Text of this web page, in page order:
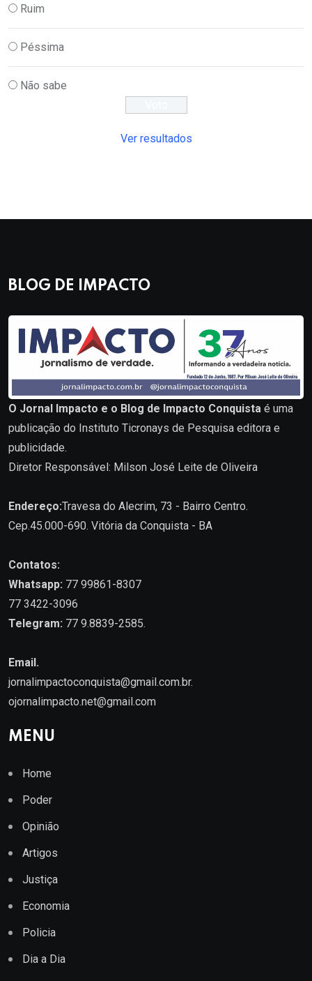
Ruim
Péssima
Não sabe
Ver resultados
BLOG DE IMPACTO
O Jornal Impacto e o Blog de Impacto Conquista é uma
publicação do Instituto Ticronays de Pesquisa editora e
publicidade.
Diretor Responsável: Milson José Leite de Oliveira
Endereço:Travesa do Alecrim, 73 - Bairro Centro.
Cep.45.000-690. Vitória da Conquista - BA
Contatos:
Whatsapp: 77 99861-8307
77 3422-3096
Telegram: 77 9.8839-2585.
Email.
jornalimpactoconquista@gmail.com.br.
ojornalimpacto.net@gmail.com
MENU
Home
Poder
Opinião
Artigos
Justiça
Economia
Policia
Dia a Dia